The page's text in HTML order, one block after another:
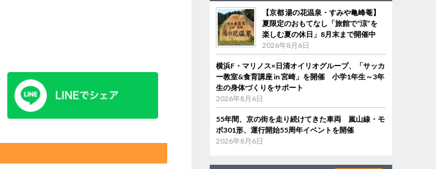
【京都 湯の花温泉・すみや亀峰菴】
夏限定のおもてなし「旅館で“涼”を
楽しむ夏の休日」8月末まで開催中
2026年8月6日
横浜F・マリノス×日清オイリオグループ、「サッカ
ー教室&食育講座 in 宮崎」を開催 小学1年生～3年
生の身体づくりをサポート
2026年8月6日
55年間、京の街を走り続けてきた車両 嵐山線・モ
ボ301形、運行開始55周年イベントを開催
2026年8月6日